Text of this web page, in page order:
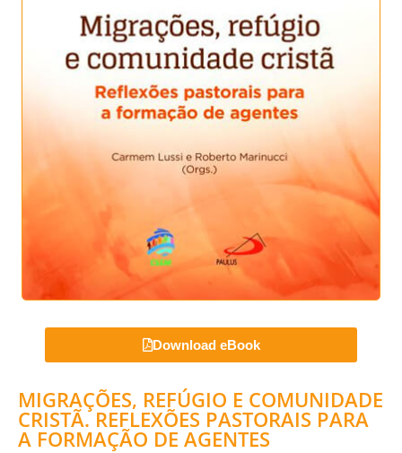
Download eBook
MIGRAÇÕES, REFÚGIO E COMUNIDADE
CRISTÃ. REFLEXÕES PASTORAIS PARA
A FORMAÇÃO DE AGENTES